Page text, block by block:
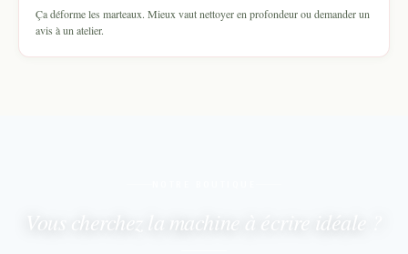
Ça déforme les marteaux. Mieux vaut nettoyer en profondeur ou demander un
avis à un atelier.
Vous cherchez la machine à écrire idéale ?